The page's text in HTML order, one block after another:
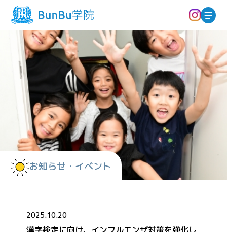
お知らせ・イベント
2025.10.20